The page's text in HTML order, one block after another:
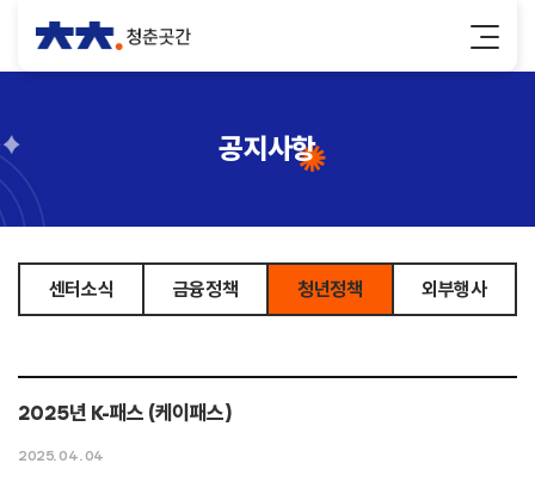
공지사항
센터소식 금융정책 청년정책 외부행사
2025년 K-패스 (케이패스)
2025. 04. 04